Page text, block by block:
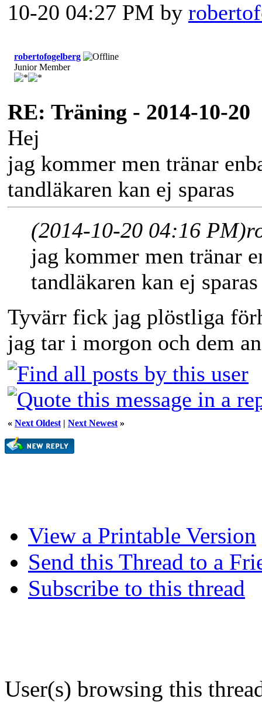
10-20 04:27 PM by
robertofogelberg
Junior Member
RE: Träning - 2014-10-20
Hej
jag kommer men tränar
tandläkaren kan ej sparas
(2014-10-20 04:16 PM)
jag kommer men tränar
tandläkaren kan ej sparas
Tyvärr fick jag plöstliga
jag tar i morgon och dem
« Next Oldest | Next Newest »
View a Printable Version
Send this Thread to a
Subscribe to this thread
User(s) browsing this